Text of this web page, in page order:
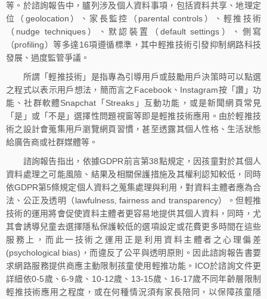
等。於諮詢報告中，臚列涉及個人資料事項，包括資料共享、地理定
位（geolocation）、家長監控（parental controls）、輕推技術
（nudge techniques）、默認裝置（default settings）、側寫
（profiling）等多達16項遵循標準，其中輕推技術引發抑制網路科技
發展、過度監管爭議。
所謂「輕推技術」是指專為引導用戶或鼓勵用戶決策時可以點選
之程式以表示用戶想法，簡而言之Facebook、Instagram按「讚」功
能、社群軟體Snapchat「Streaks」互動功能，或是新聞網頁常見
「是」或「不是」選擇性問題視窗等即是輕推技術應用。由於輕推技
術之設計會蒐集用戶瀏覽網頁習慣，甚至透露其個人性格、生活狀態
給廣告商或社群媒體等。
諮詢報告指出，依據GDPR前言第38點規定，因孩童對於其個人
資料處理之可能風險、結果及相關保護措施及其權利認知較低，同時
依GDPR第5條規定個人資料之蒐集處理與利用，對資料主體者應為合
法、公正及透明（lawfulness, fairness and transparency）。但輕推
技術的運用將會促使資料主體者更容易地提供其個人資料，同時，尤
其會誘導兒童去選擇隱私保護較低的選項設定或花費更多時間在這些
服務上，而此一技術之運用正是利用資料主體者之心理偏差
(psychological bias)，而違反了公平與透明原則。因此諮詢報告書要
求網路服務提供商應主動限制孩童使用輕推功能。ICO於諮詢文件更
詳細依0-5歲、6-9歲、10-12歲、13-15歲、16-17歲不同年齡層限制
輕推技術應用之程度，或在何種情況須有家長陪同，以保障孩童隱